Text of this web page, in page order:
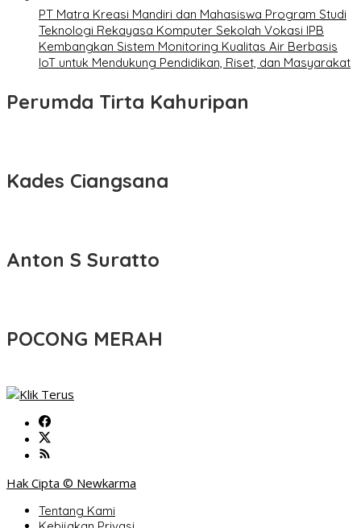
PT Matra Kreasi Mandiri dan Mahasiswa Program Studi
Teknologi Rekayasa Komputer Sekolah Vokasi IPB
Kembangkan Sistem Monitoring Kualitas Air Berbasis
IoT untuk Mendukung Pendidikan, Riset, dan Masyarakat
Perumda Tirta Kahuripan
Kades Ciangsana
Anton S Suratto
POCONG MERAH
Hak Cipta © Newkarma
Tentang Kami